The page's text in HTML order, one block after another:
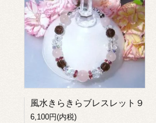
風水きらきらブレスレット９
6,100円(内税)